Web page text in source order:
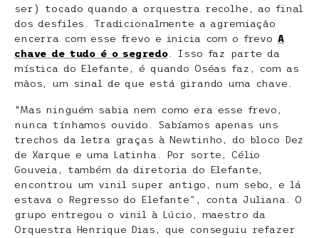
ser) tocado quando a orquestra recolhe, ao final
dos desfiles. Tradicionalmente a agremiação
encerra com esse frevo e inicia com o frevo A
chave de tudo é o segredo. Isso faz parte da
mística do Elefante, é quando Oséas faz, com as
mãos, um sinal de que está girando uma chave.
“Mas ninguém sabia nem como era esse frevo,
nunca tínhamos ouvido. Sabíamos apenas uns
trechos da letra graças à Newtinho, do bloco Dez
de Xarque e uma Latinha. Por sorte, Célio
Gouveia, também da diretoria do Elefante,
encontrou um vinil super antigo, num sebo, e lá
estava o Regresso do Elefante”, conta Juliana. O
grupo entregou o vinil à Lúcio, maestro da
Orquestra Henrique Dias, que conseguiu refazer